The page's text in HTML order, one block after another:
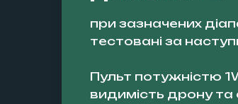
при зазначених
тестовані за
Пульт потужністю
видимість дрону та